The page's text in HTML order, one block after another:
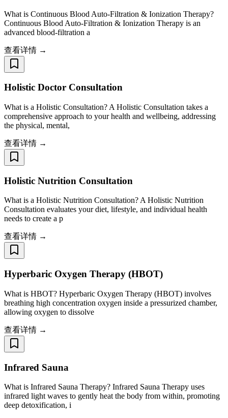
What is Continuous Blood Auto-Filtration & Ionization Therapy?
Continuous Blood Auto-Filtration & Ionization Therapy is an
advanced blood-filtration a
查看详情 →
Holistic Doctor Consultation
What is a Holistic Consultation? A Holistic Consultation takes a
comprehensive approach to your health and wellbeing, addressing
the physical, mental,
查看详情 →
Holistic Nutrition Consultation
What is a Holistic Nutrition Consultation? A Holistic Nutrition
Consultation evaluates your diet, lifestyle, and individual health
needs to create a p
查看详情 →
Hyperbaric Oxygen Therapy (HBOT)
What is HBOT? Hyperbaric Oxygen Therapy (HBOT) involves
breathing high concentration oxygen inside a pressurized chamber,
allowing oxygen to dissolve
查看详情 →
Infrared Sauna
What is Infrared Sauna Therapy? Infrared Sauna Therapy uses
infrared light waves to gently heat the body from within, promoting
deep detoxification, i